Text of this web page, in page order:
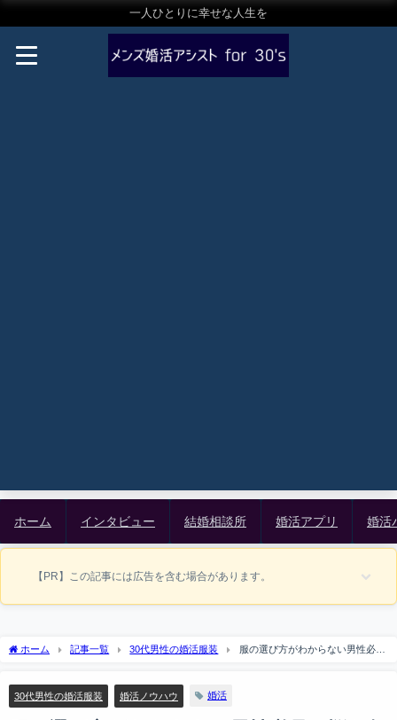
一人ひとりに幸せな人生を
ホーム インタビュー 結婚相談所 婚活アプリ 婚活
【PR】この記事には広告を含む場合があります。
ホーム 記事一覧 30代男性の婚活服装
服の選び方がわからない男性必
30代男性の婚活服装 婚活ノウハウ 婚活